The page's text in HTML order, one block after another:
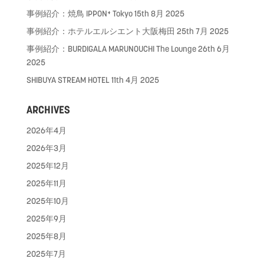
事例紹介：焼鳥 IPPON⁺ Tokyo15th 8月 2025
事例紹介：ホテルエルシエント大阪梅田 25th 7月 2025
事例紹介：BURDIGALA MARUNOUCHI The Lounge26th 6月
2025
SHIBUYA STREAM HOTEL11th 4月 2025
ARCHIVES
2026年4月
2026年3月
2025年12月
2025年11月
2025年10月
2025年9月
2025年8月
2025年7月